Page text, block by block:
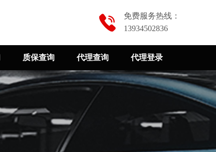
免费服务热线：
13934502836
质保查询 代理查询 代理登录